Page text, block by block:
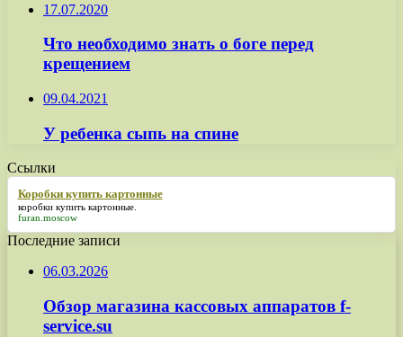
17.07.2020
Что необходимо знать о боге перед
крещением
09.04.2021
У ребенка сыпь на спине
Ссылки
Коробки купить картонные
коробки купить картонные.
furan.moscow
Последние записи
06.03.2026
Обзор магазина кассовых аппаратов f-
service.su